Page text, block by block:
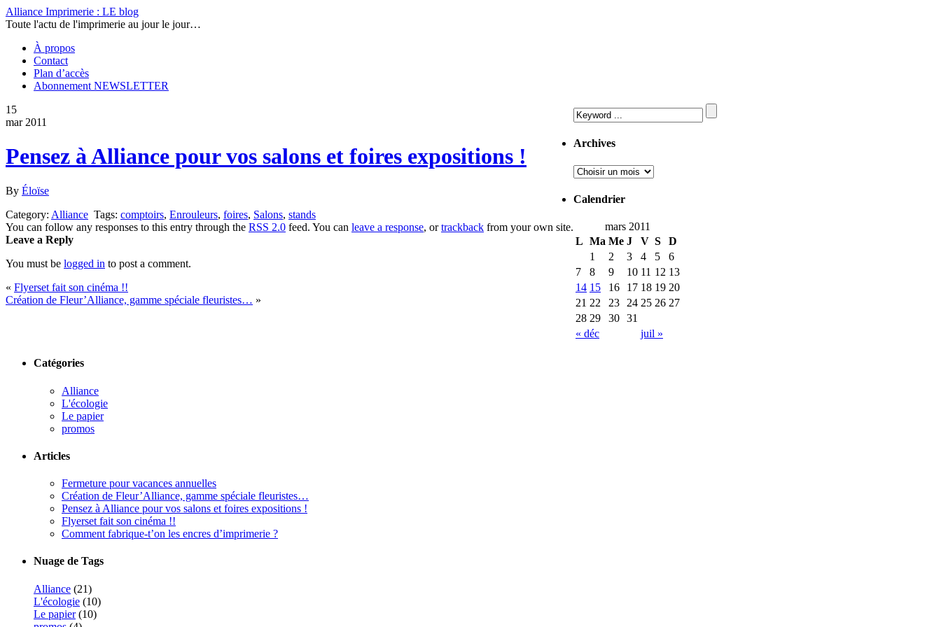
Alliance Imprimerie : LE blog
Toute l'actu de l'imprimerie au jour le jour…
À propos
Contact
Plan d’accès
Abonnement NEWSLETTER
15
mar 2011
Pensez à Alliance pour vos salons et foires expositions !
By Éloïse
Category: Alliance Tags: comptoirs, Enrouleurs, foires, Salons, stands
You can follow any responses to this entry through the RSS 2.0 feed. You can leave a response, ortrackback from your own site.
Leave a Reply
You must be logged in to post a comment.
« Flyerset fait son cinéma !!
Création de Fleur’Alliance, gamme spéciale fleuristes… »
Archives
Calendrier
mars 2011
L Ma Me J V S D
« déc juil »
1 2 3 4 5
6
7
8 9 10 11 12 13
14 15 16 17 18 19 20
21 22 23 24 25 26 27
28 29 30 31
Catégories
Alliance
L'écologie
Le papier
promos
Articles
Fermeture pour vacances annuelles
Création de Fleur’Alliance, gamme spéciale fleuristes…
Pensez à Alliance pour vos salons et foires expositions !
Flyerset fait son cinéma !!
Comment fabrique-t’on les encres d’imprimerie ?
Nuage de Tags
Alliance (21)
L'écologie (10)
Le papier(10)